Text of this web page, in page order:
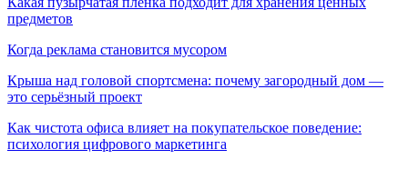
предметов
Когда реклама становится мусором
Крыша над головой спортсмена: почему загородный дом —
это серьёзный проект
Как чистота офиса влияет на покупательское поведение:
психология цифрового маркетинга